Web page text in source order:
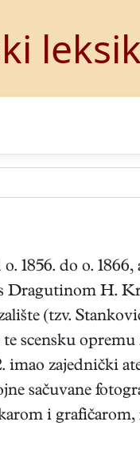
1856. do o.
s Dragutinom H.
(tzv.
scensku
imao zajednički
sačuvane
i grafičarom,